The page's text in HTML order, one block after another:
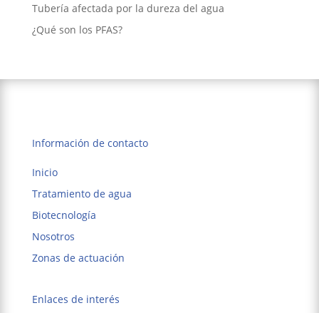
Tubería afectada por la dureza del agua
¿Qué son los PFAS?
Información de contacto
Inicio
Tratamiento de agua
Biotecnología
Nosotros
Zonas de actuación
Enlaces de interés